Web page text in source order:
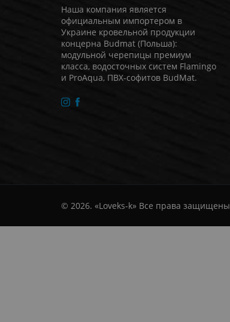
Наша компания является
официальным импортером в
Украине кровельной продукции
концерна Budmat (Польша):
модульной черепицы премиум
класса, водосточных систем Flamingo
и ProAqua, ПВХ-софитов BudMat.
© 2026. «Loveks-k» Все права защищены